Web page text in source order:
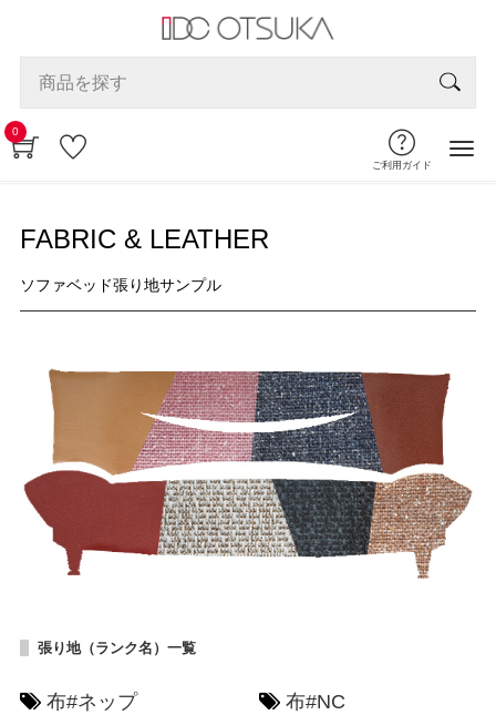
0
ご利用ガイド
FABRIC & LEATHER
ソファベッド張り地サンプル
張り地（ランク名）一覧
布#ネップ 布#NC